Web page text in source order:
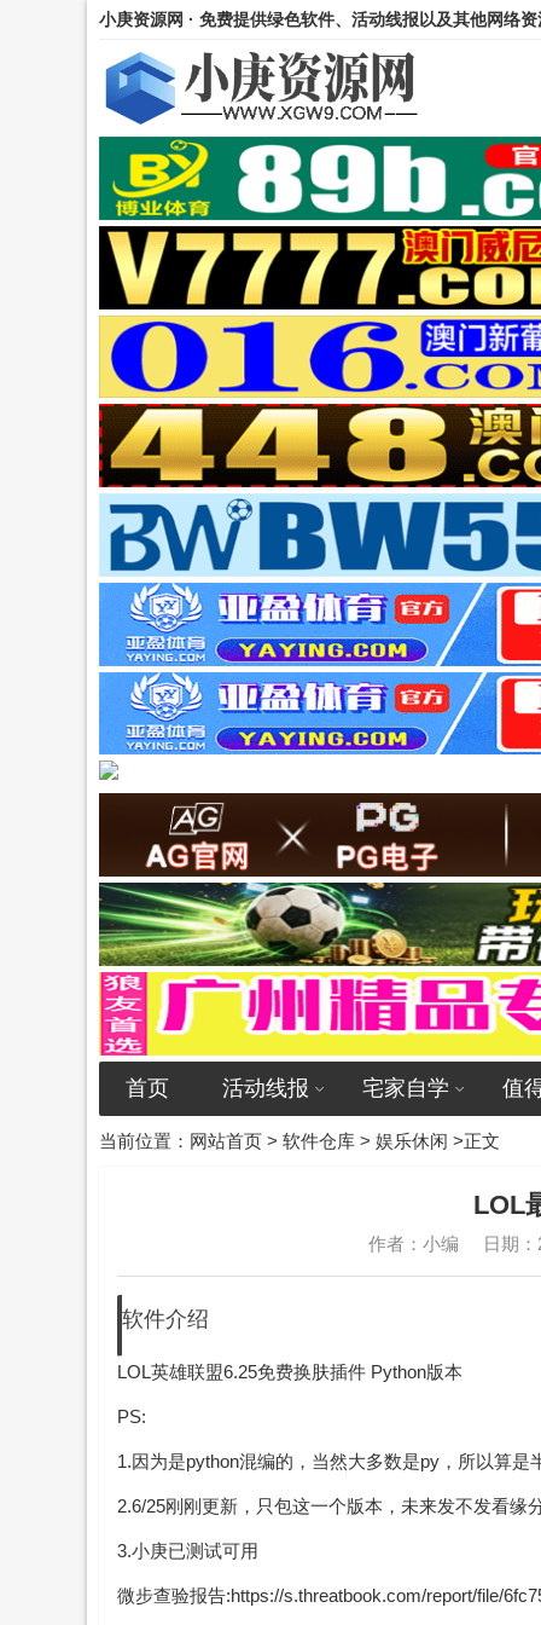
小庚资源网 · 免费提供绿色软件、活动线报以及其他网络
首页 活动线报 宅家自学 值
当前位置： 网站首页 > 软件仓库 > 娱乐休闲 >正文
LOL
作者：小编 日期
软件介绍
LOL英雄联盟6.25免费换肤插件 Python版本
PS:
1.因为是python混编的，当然大多数是py，所以算是
2.6/25刚刚更新，只包这一个版本，未来发不发看缘
3.小庚已测试可用
微步查验报告:https://s.threatbook.com/report/file/